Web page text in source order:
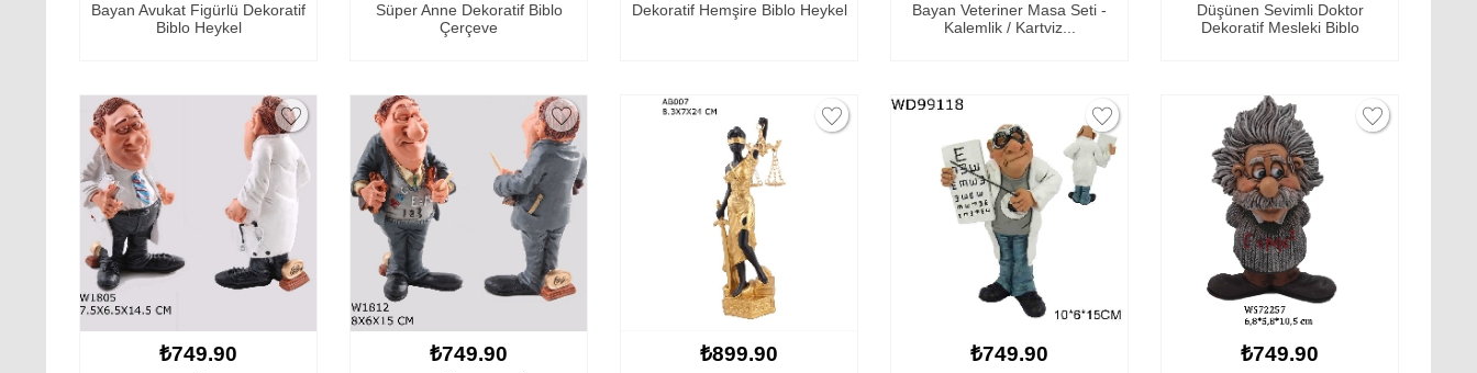
Bayan Avukat Figürlü Dekoratif
Biblo Heykel
Süper Anne Dekoratif Biblo
Çerçeve
Dekoratif Hemşire Biblo Heykel
Bayan Veteriner Masa Seti -
Kalemlik / Kartviz...
Düşünen Sevimli Doktor
Dekoratif Mesleki Biblo
₺749.90 ₺749.90 ₺899.90 ₺749.90 ₺749.90